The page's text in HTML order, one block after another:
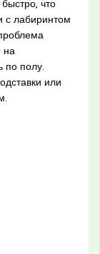
что
с лабиринтом
на
по полу.
или